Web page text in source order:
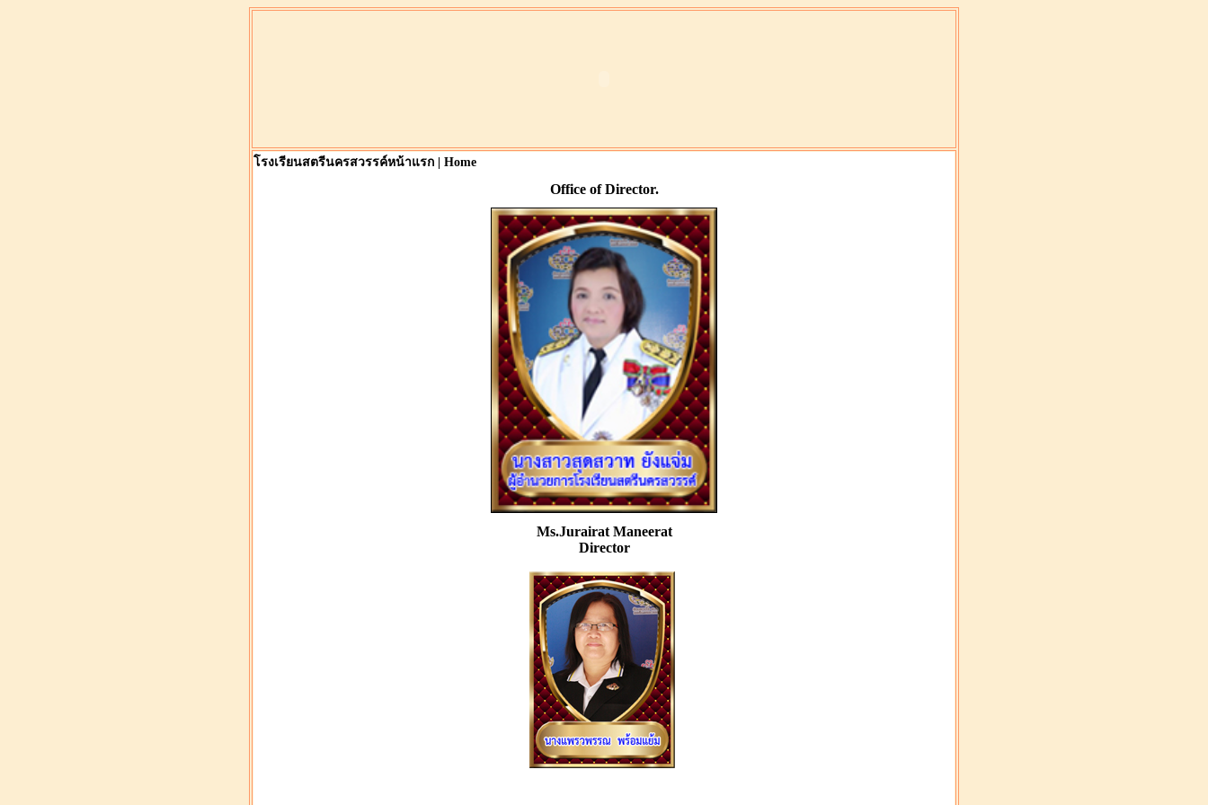
โรงเรียนสตรีนครสวรรค์หน้าแรก | Home
Office of Director.
Ms.Jurairat Maneerat
Director